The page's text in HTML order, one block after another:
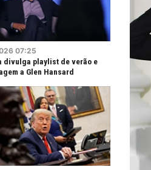
07:25
divulga playlist de verão e
a Glen Hansard